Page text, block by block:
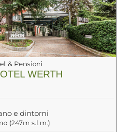
& Pensioni
WERTH
e dintorni
(247m s.l.m.)